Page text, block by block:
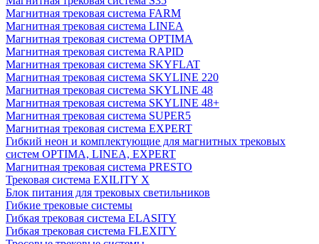
Магнитная трековая система FARM
Магнитная трековая система LINEA
Магнитная трековая система OPTIMA
Магнитная трековая система RAPID
Магнитная трековая система SKYFLAT
Магнитная трековая система SKYLINE 220
Магнитная трековая система SKYLINE 48
Магнитная трековая система SKYLINE 48+
Магнитная трековая система SUPER5
Магнитная трековая система EXPERT
Гибкий неон и комплектующие для магнитных трековых
систем OPTIMA, LINEA, EXPERT
Магнитная трековая система PRESTO
Трековая система EXILITY X
Блок питания для трековых светильников
Гибкие трековые системы
Гибкая трековая система ELASITY
Гибкая трековая система FLEXITY